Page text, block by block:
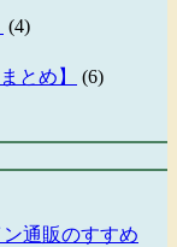
(4)
とめ】
(6)
通販のすすめ